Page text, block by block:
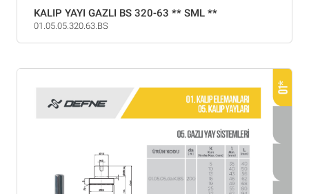
KALIP YAYI GAZLI BS 320-63 ** SML **
01.05.05.320.63.BS